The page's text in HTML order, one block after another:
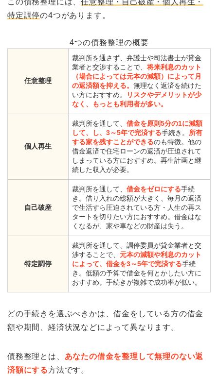
特定調停の4つがあります。
4つの債務整理の概要
任意整理
裁判所を通さず、弁護士や司法書士が貸金
業者と交渉することで、将来利息のカット
（場合によっては元本の減額）によって月
の返済額を抑える。 無理なく返済を続けた
い方におすすめ。
リスクやデメリットが少
なく、もっとも利用者が多い。
個人再生
裁判所を通して、 借金を原則5分の1に減額
して、し、3～5年で完済する手続き。 所有
する家を残すことができるのも特徴。他の
借金返済で住宅ローンの返済が圧迫されて
しまっている方におすすめ。再生計画と継
続した収入が必要。
自己破産
裁判所を通して、 借金をゼロにする手続
き。借り入れの総額が大きく、毎月の返済
で生活すら圧迫されている方・人生の再ス
タートを切りたい方におすすめ。借金はな
くなるが、家や車などの財産は失う。
特定調停
裁判所を通して、調停委員が貸金業者と交
渉することで、 元本の減額や利息のカット
によって、借金を3～5年で完済する手続
き。低額の予算で借金を何とかしたい方に
おすすめ。手続きが複雑で成功率が低い。
どの手続きを選ぶべきかは、借金をしている方の借金
額や期間、経済状況などによって異なります。
債務整理とは、 あなたの借金を整理して無理のない返
済額にする方法です。